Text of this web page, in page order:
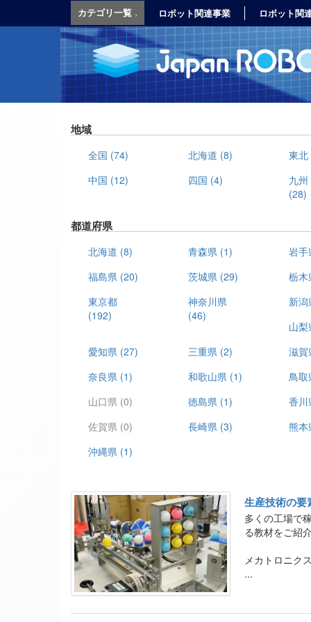
カテゴリ一覧 ロボット関連事業 ロボット関
地域
全国 (74) 北海道 (8) 東北
中国 (12) 四国 (4)
九
(28)
都道府県
北海道 (8) 青森県 (1)
岩
福島県 (20) 茨城県 (29)
栃
東京都
(192)
神奈川県
(46)
新
山
愛知県 (27) 三重県 (2)
滋
奈良県 (1) 和歌山県 (1)
鳥
山口県 (0) 徳島県 (1)
香
佐賀県 (0) 長崎県 (3)
熊
沖縄県 (1)
生産技術の要
多くの工場で
る教材をご紹
メカトロニク
ぶことが出来
...